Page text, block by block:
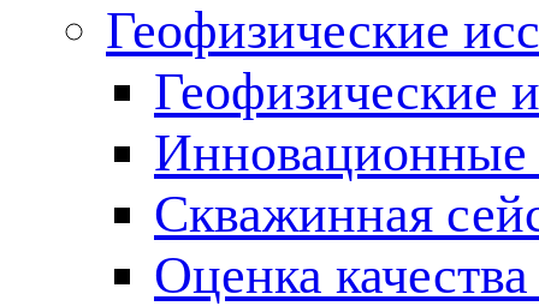
Геофизические
Геофизические
Инновационные
Скважинная
Оценка